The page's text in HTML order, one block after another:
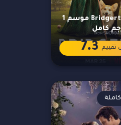
مسلسل Bridgerton موسم 1
كامل
تقييم 7.3